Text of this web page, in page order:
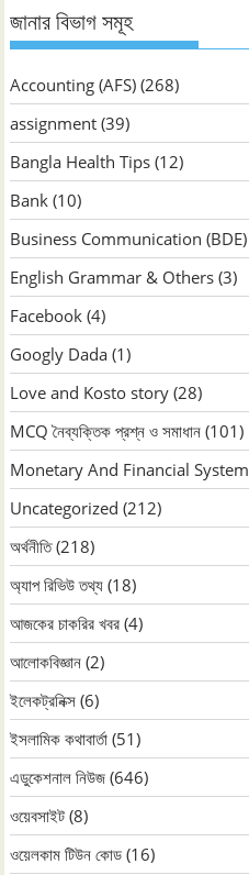
জানার বিভাগ সমূহ
Accounting (AFS) (268)
assignment (39)
Bangla Health Tips (12)
Bank (10)
Business Communication (BDE)
English Grammar & Others (3)
Facebook (4)
Googly Dada (1)
Love and Kosto story (28)
MCQ নৈব্যক্তিক প্রশ্ন ও সমাধান (101)
Monetary And Financial System
Uncategorized (212)
অর্থনীতি(218)
অ্যাপ রিভিউ তথ্য (18)
আজকের চাকরির খবর (4)
আলোকবিজ্ঞান (2)
ইলেকট্রনিক্স (6)
ইসলামিক কথাবার্তা (51)
এডুকেশনাল নিউজ (646)
ওয়েবসাইট (8)
ওয়েলকাম টিউন কোড (16)